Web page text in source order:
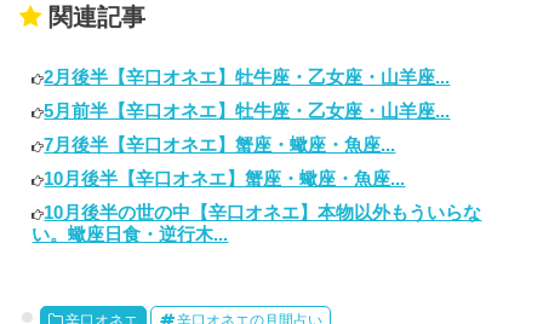
関連記事
2月後半【辛口オネエ】牡牛座・乙女座・山羊座...
5月前半【辛口オネエ】牡牛座・乙女座・山羊座...
7月後半【辛口オネエ】蟹座・蠍座・魚座...
10月後半【辛口オネエ】蟹座・蠍座・魚座...
10月後半の世の中【辛口オネエ】本物以外もういらな
い。蠍座日食・逆行木...